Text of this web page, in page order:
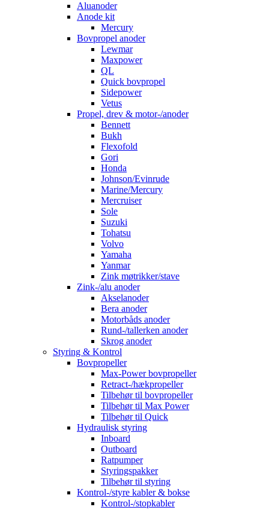
Aluanoder
Anode kit
Mercury
Bovpropel anoder
Lewmar
Maxpower
QL
Quick bovpropel
Sidepower
Vetus
Propel, drev & motor-/anoder
Bennett
Bukh
Flexofold
Gori
Honda
Johnson/Evinrude
Marine/Mercury
Mercruiser
Sole
Suzuki
Tohatsu
Volvo
Yamaha
Yanmar
Zink møtrikker/stave
Zink-/alu anoder
Akselanoder
Bera anoder
Motorbåds anoder
Rund-/tallerken anoder
Skrog anoder
Styring & Kontrol
Bovpropeller
Max-Power bovpropeller
Retract-/hækpropeller
Tilbehør til bovpropeller
Tilbehør til Max Power
Tilbehør til Quick
Hydraulisk styring
Inboard
Outboard
Ratpumper
Styringspakker
Tilbehør til styring
Kontrol-/styre kabler & bokse
Kontrol-/stopkabler